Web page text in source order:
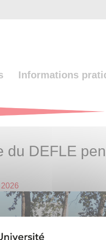
Informations
du DEFLE